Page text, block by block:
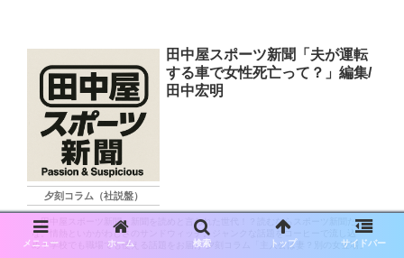
夕刻コラム（社説盤）
田中屋スポーツ新聞「夫が運転
する車で女性死亡って？」編集/
田中宏明
＝田中屋スポーツ新聞＝新聞を読めと言われた世代！？読むならスポーツ新聞だ
な。情熱といかがわしさのサンドウィッチ。ジャンクな話題をコーヒーで流し込
め！学校でも職場でも使える話題をお届け 夕刻コラム「主人公は妻？別の女登場」
メニュー ホーム 検索 トップ サイドバー